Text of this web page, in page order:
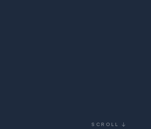
SCROLL ↓